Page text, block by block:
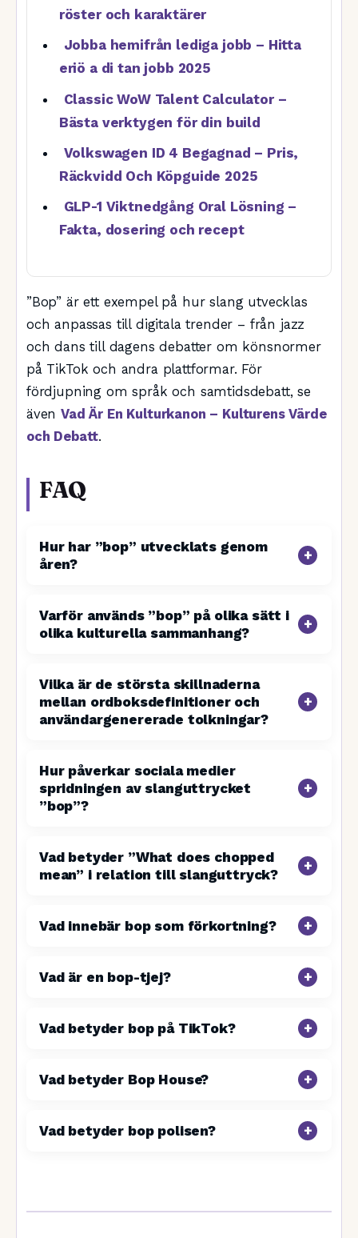
röster och karaktärer
Jobba hemifrån lediga jobb – Hitta
eriö a di tan jobb 2025
Classic WoW Talent Calculator –
Bästa verktygen för din build
Volkswagen ID 4 Begagnad – Pris,
Räckvidd Och Köpguide 2025
GLP-1 Viktnedgång Oral Lösning –
Fakta, dosering och recept
”Bop” är ett exempel på hur slang utvecklas
och anpassas till digitala trender – från jazz
och dans till dagens debatter om könsnormer
på TikTok och andra plattformar. För
fördjupning om språk och samtidsdebatt, se
ävenVad Är En Kulturkanon – Kulturens Värde
och Debatt.
FAQ
Hur har ”bop” utvecklats genom
åren?
Varför används ”bop” på olika sätt i
olika kulturella sammanhang?
Vilka är de största skillnaderna
mellan ordboksdefinitioner och
användargenererade tolkningar?
Hur påverkar sociala medier
spridningen av slanguttrycket
”bop”?
Vad betyder ”What does chopped
mean” i relation till slanguttryck?
Vad innebär bop som förkortning?
Vad är en bop-tjej?
Vad betyder bop på TikTok?
Vad betyder Bop House?
Vad betyder bop polisen?